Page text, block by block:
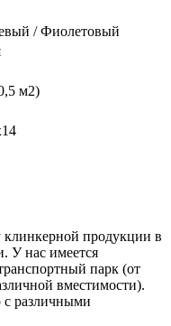
/ Фиолетовый
м2)
продукции в
У нас имеется
парк (от
вместимости).
с различными